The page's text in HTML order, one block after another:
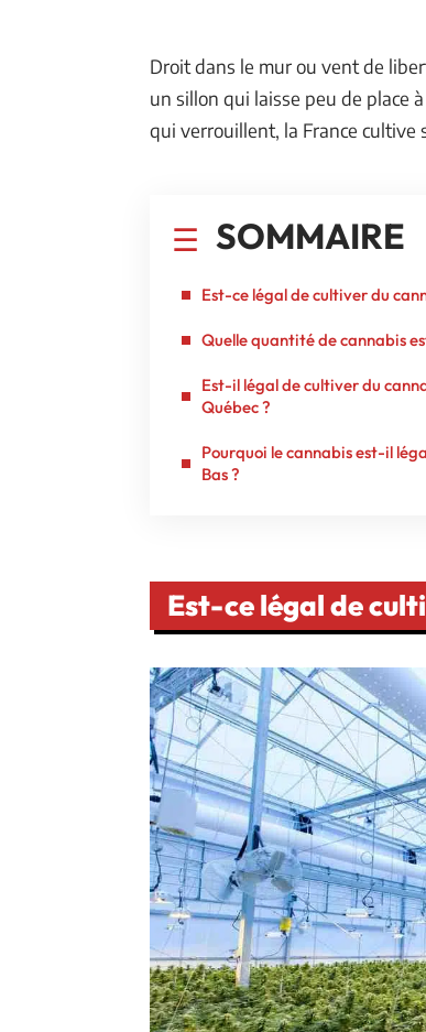
Droit dans le mur ou vent de
un sillon qui laisse peu de place
qui verrouillent, la France cultive
SOMMAIRE
Est-ce légal de cultiver du
Quelle quantité de cannabis
Est-il légal de cultiver du
Québec ?
Pourquoi le cannabis est-il
Bas ?
Est-ce légal de